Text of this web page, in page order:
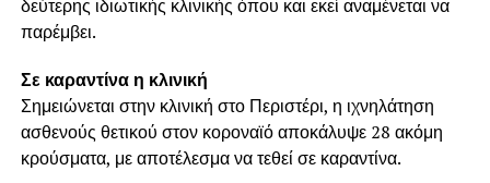
δεύτερης ιδιωτικής κλινικής όπου και εκεί αναμένεται να
παρέμβει.
Σε καραντίνα η κλινική
Σημειώνεται στην κλινική στο Περιστέρι, η ιχνηλάτηση
ασθενούς θετικού στον κοροναϊό αποκάλυψε 28 ακόμη
κρούσματα, με αποτέλεσμα να τεθεί σε καραντίνα.